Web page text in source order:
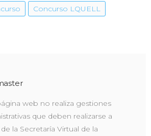
Concurso LQUELL
web no realiza gestiones
que deben realizarse a
la Secretaría Virtual de la